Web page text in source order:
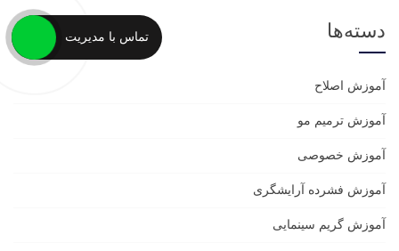
دسته‌ها
آموزش اصلاح
آموزش ترمیم مو
آموزش خصوصی
آموزش فشرده آرایشگری
آموزش گریم سینمایی
تماس با مدیریت